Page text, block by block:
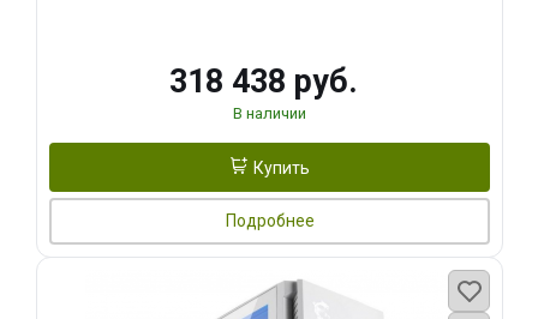
318 438 руб.
В наличии
Купить
Подробнее